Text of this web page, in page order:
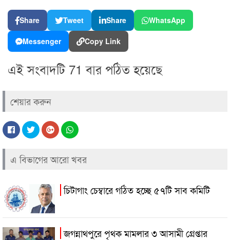
Share Tweet Share WhatsApp
Messenger Copy Link
এই সংবাদটি 71 বার পঠিত হয়েছে
শেয়ার করুন
এ বিভাগের আরো খবর
চিটাগাং চেম্বারে গঠিত হচ্ছে ৫৭টি সাব কমিটি
জগন্নাথপুরে পৃথক মামলার ৩ আসামী গ্রেপ্তার